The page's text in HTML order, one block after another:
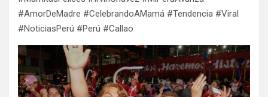
#AmorDeMadre #CelebrandoAMamá #Tendencia #Viral
#NoticiasPerú #Perú #Callao